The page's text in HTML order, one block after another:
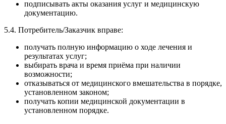
подписывать акты оказания услуг и медицинскую
документацию.
5.4. Потребитель/Заказчик вправе:
получать полную информацию о ходе лечения и
результатах услуг;
выбирать врача и время приёма при наличии
возможности;
отказываться от медицинского вмешательства в порядке,
установленном законом;
получать копии медицинской документации в
установленном порядке.